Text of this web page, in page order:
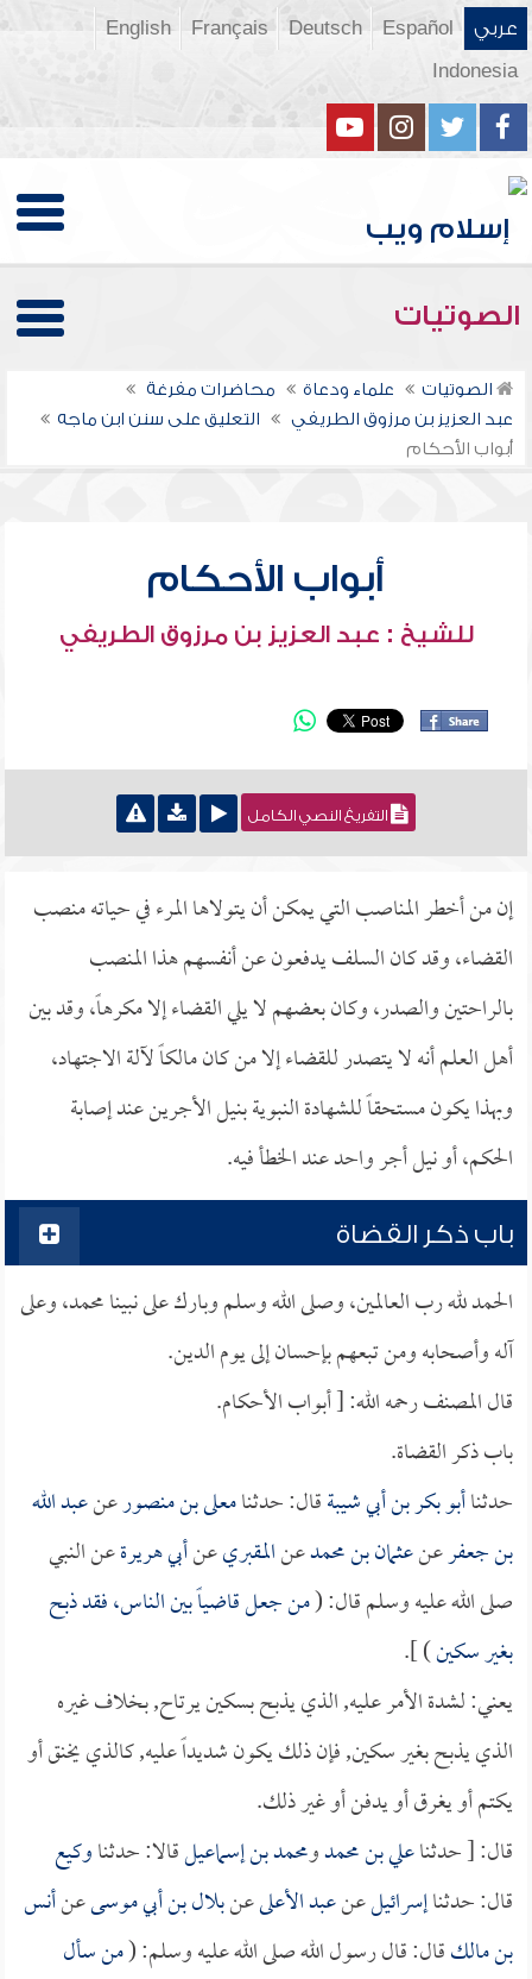
عربي Español
Deutsch
Français
English
Indonesia
الصوتيات
الصوتيات علماء ودعاة
محاضرات مفرغة
عبد العزيز بن مرزوق الطريفي
التعليق على سنن ابن ماجه
أبواب الأحكام
أبواب الأحكام
للشيخ : عبد العزيز بن مرزوق الطريفي
التفريغ النصي الكامل
إن من أخطر المناصب التي يمكن أن يتولاها المرء في حياته منصب
القضاء، وقد كان السلف يدفعون عن أنفسهم هذا المنصب
بالراحتين والصدر، وكان بعضهم لا يلي القضاء إلا مكرهاً، وقد بين
أهل العلم أنه لا يتصدر للقضاء إلا من كان مالكاً لآلة الاجتهاد،
وبهذا يكون مستحقاً للشهادة النبوية بنيل الأجرين عند إصابة
الحكم، أو نيل أجر واحد عند الخطأ فيه.
باب ذكر القضاة
الحمد لله رب العالمين، وصلى الله وسلم وبارك على نبينا محمد، وعلى
آله وأصحابه ومن تبعهم بإحسان إلى يوم الدين.
قال المصنف رحمه الله: [ أبواب الأحكام.
باب ذكر القضاة.
حدثناأبو بكر بن أبي شيبةقال: حدثنامعلى بن منصورعنعبد الله
بن جعفرعنعثمان بن محمدعنالمقبريعنأبي هريرةعن النبي
صلى الله عليه وسلم قال: (من جعل قاضياً بين الناس، فقد ذبح
بغير سكين) ].
يعني: لشدة الأمر عليه, الذي يذبح بسكين يرتاح, بخلاف غيره
الذي يذبح بغير سكين, فإن ذلك يكون شديداً عليه, كالذي يخنق أو
يكتم أو يغرق أو يدفن أو غير ذلك.
قال: [ حدثناعلي بن محمدومحمد بن إسماعيلقالا: حدثناوكيع
قال: حدثناإسرائيلعنعبد الأعلىعنبلال بن أبي موسىعنأنس
بن مالكقال: قال رسول الله صلى الله عليه وسلم: (من سأل